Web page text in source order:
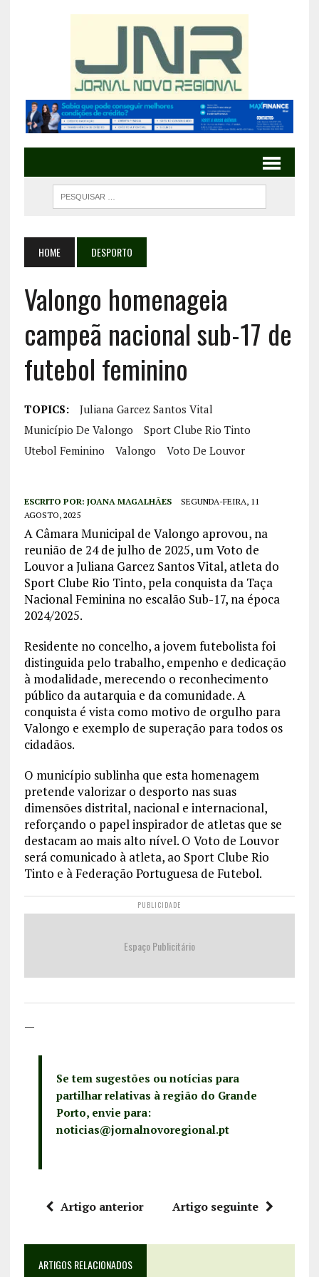
HOME DESPORTO
Valongo homenageia
campeã nacional sub-17 de
futebol feminino
TOPICS:
Juliana Garcez Santos Vital
Município De Valongo
Sport Clube Rio Tinto
Utebol Feminino
Valongo Voto De Louvor
ESCRITO POR: JOANA MAGALHÃES
SEGUNDA-FEIRA, 11
AGOSTO, 2025
A Câmara Municipal de Valongo aprovou, na
reunião de 24 de julho de 2025, um Voto de
Louvor a Juliana Garcez Santos Vital, atleta do
Sport Clube Rio Tinto, pela conquista da Taça
Nacional Feminina no escalão Sub-17, na época
2024/2025.
Residente no concelho, a jovem futebolista foi
distinguida pelo trabalho, empenho e dedicação
à modalidade, merecendo o reconhecimento
público da autarquia e da comunidade. A
conquista é vista como motivo de orgulho para
Valongo e exemplo de superação para todos os
cidadãos.
O município sublinha que esta homenagem
pretende valorizar o desporto nas suas
dimensões distrital, nacional e internacional,
reforçando o papel inspirador de atletas que se
destacam ao mais alto nível. O Voto de Louvor
será comunicado à atleta, ao Sport Clube Rio
Tinto e à Federação Portuguesa de Futebol.
PUBLICIDADE
Espaço Publicitário
—
Se tem sugestões ou notícias para
partilhar relativas à região do Grande
Porto, envie para:
noticias@jornalnovoregional.pt
Artigo anterior Artigo seguinte
ARTIGOS RELACIONADOS